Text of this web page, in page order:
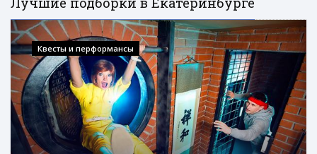
Квесты и перформансы